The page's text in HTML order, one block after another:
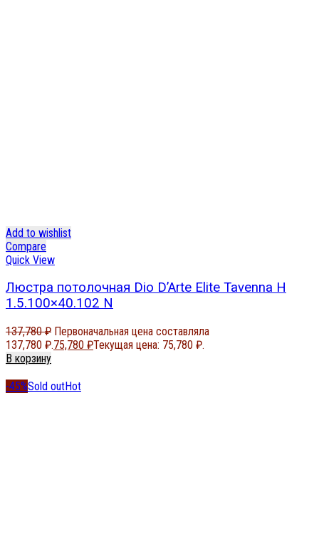
Add to wishlist
Compare
Quick View
Люстра потолочная Dio D’Arte Elite Tavenna H
1.5.100×40.102 N
137,780₽ Первоначальная цена составляла
137,780 ₽.75,780 ₽Текущая цена: 75,780 ₽.
В корзину
-45%Sold outHot